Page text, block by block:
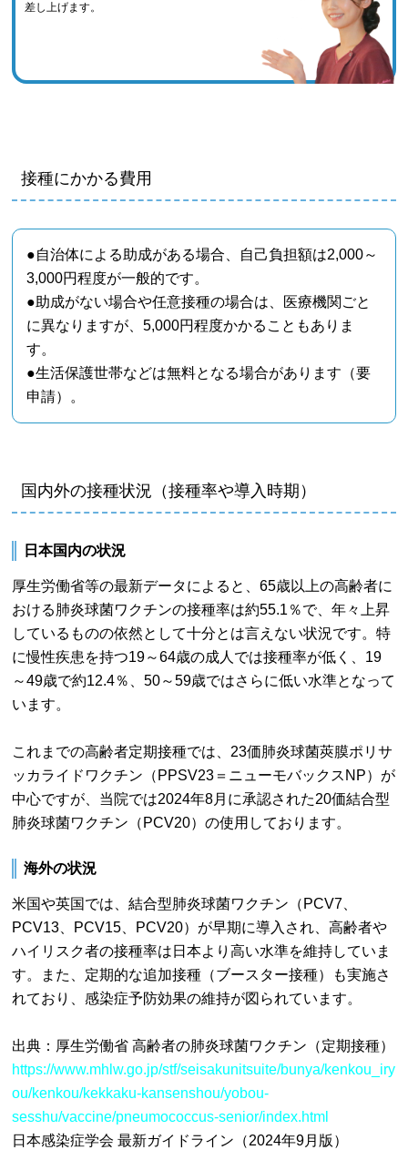
差し上げます。
接種にかかる費用
●自治体による助成がある場合、自己負担額は2,000～
3,000円程度が一般的です。
●助成がない場合や任意接種の場合は、医療機関ごと
に異なりますが、5,000円程度かかることもありま
す。
●生活保護世帯などは無料となる場合があります（要
申請）。
国内外の接種状況（接種率や導入時期）
日本国内の状況
厚生労働省等の最新データによると、65歳以上の高齢者に
おける肺炎球菌ワクチンの接種率は約55.1％で、年々上昇
しているものの依然として十分とは言えない状況です。特
に慢性疾患を持つ19～64歳の成人では接種率が低く、19
～49歳で約12.4％、50～59歳ではさらに低い水準となって
います。
これまでの高齢者定期接種では、23価肺炎球菌莢膜ポリサ
ッカライドワクチン（PPSV23＝ニューモバックスNP）が
中心ですが、当院では2024年8月に承認された20価結合型
肺炎球菌ワクチン（PCV20）の使用しております。
海外の状況
米国や英国では、結合型肺炎球菌ワクチン（PCV7、
PCV13、PCV15、PCV20）が早期に導入され、高齢者や
ハイリスク者の接種率は日本より高い水準を維持していま
す。また、定期的な追加接種（ブースター接種）も実施さ
れており、感染症予防効果の維持が図られています。
出典：厚生労働省 高齢者の肺炎球菌ワクチン（定期接種）
https://www.mhlw.go.jp/stf/seisakunitsuite/bunya/kenkou_iry
ou/kenkou/kekkaku-kansenshou/yobou-
sesshu/vaccine/pneumococcus-senior/index.html
日本感染症学会 最新ガイドライン（2024年9月版）